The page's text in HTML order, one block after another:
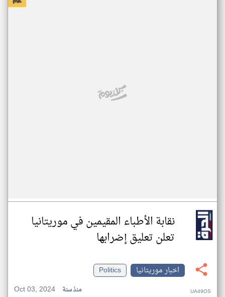
نقابة الأطباء المقيمين في موريتانيا
تعلن تعليق إضرابها
اخبار موريتانيا
Politics
Oct 03, 2024
منذ سنة UA49OS